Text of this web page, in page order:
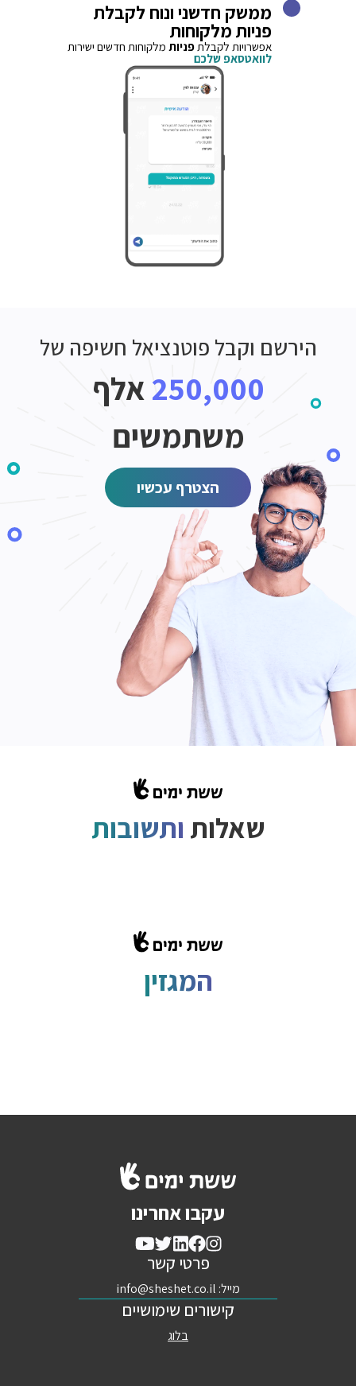
ממשק חדשני ונוח לקבלת
פניות מלקוחות
אפשרויות לקבלתפניות מלקוחות חדשים ישירות
לוואטסאפ שלכם
הירשם וקבל פוטנציאל חשיפה של
250,000אלף
משתמשים
הצטרף עכשיו
שאלות ותשובות
המגזין
עקבו אחרינו
פרטי קשר
מייל: info@sheshet.co.il
קישורים שימושיים
בלוג